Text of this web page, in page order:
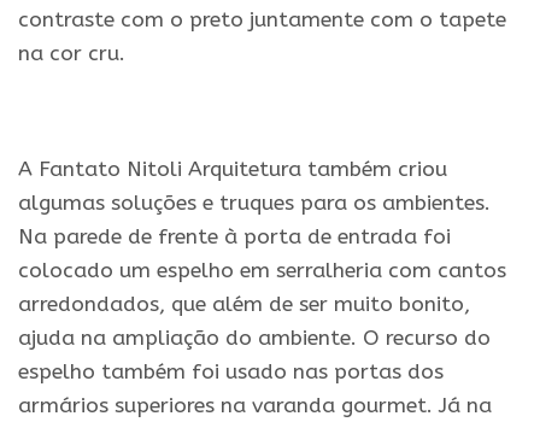
contraste com o preto juntamente com o tapete
na cor cru.
A Fantato Nitoli Arquitetura também criou
algumas soluções e truques para os ambientes.
Na parede de frente à porta de entrada foi
colocado um espelho em serralheria com cantos
arredondados, que além de ser muito bonito,
ajuda na ampliação do ambiente. O recurso do
espelho também foi usado nas portas dos
armários superiores na varanda gourmet. Já na